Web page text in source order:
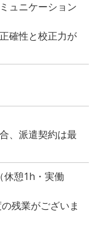
ュニケーション
確性と校正力が
、派遣契約は最
休憩1h・実働
残業がございま